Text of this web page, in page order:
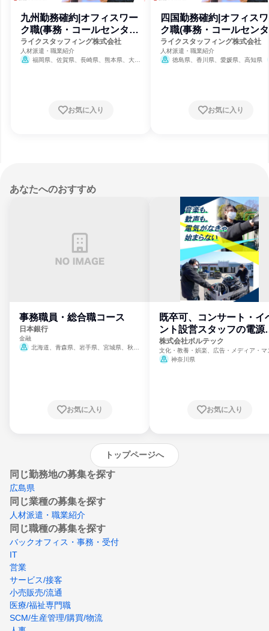
九州勤務確約|オフィスワー
ク職(事務・コールセンタ
ー)
ライクスタッフィング株式会社
人材派遣・職業紹介
福岡県、佐賀県、長崎県、熊本県、大分
お気に入り
四国勤務確約|オフィス
ク職(事務・コールセンタ
ー)
ライクスタッフィング株式会社
人材派遣・職業紹介
徳島県、香川県、愛媛県、高知県
お気に入り
あなたへのおすすめ
事務職員・総合職コース
日本銀行
金融
北海道、青森県、岩手県、宮城県、秋田
崎県、熊本県、大分県、宮崎県、鹿児島県、
お気に入り
既卒可、コンサート・イ
ント設営スタッフの電源
門
株式会社ボルテック
文化・教養・娯楽、広告・メディア・マ
ミ、電力・ガス・水道・エネルギー
神奈川県
お気に入り
トップページへ
同じ勤務地の募集を探す
広島県
同じ業種の募集を探す
人材派遣・職業紹介
同じ職種の募集を探す
バックオフィス・事務・受付
IT
営業
サービス/接客
小売販売/流通
医療/福祉専門職
SCM/生産管理/購買/物流